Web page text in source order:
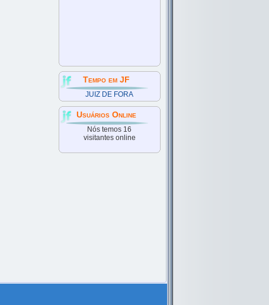
Tempo em JF
JUIZ DE FORA
Usuários Online
Nós temos 16
visitantes online